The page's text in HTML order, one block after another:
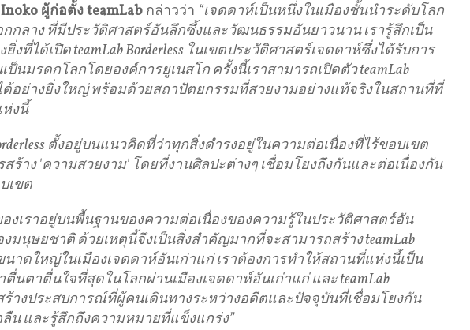
ผู้ก่อตั้ง teamLab กล่าวว่า “เจดดาห์เป็นหนึ่งในเมืองชั้นนําระดับโลก
กลาง ที่มีประวัติศาสตร์อันลึกซึ้งและวัฒนธรรมอันยาวนาน เรารู้สึกเป็น
ยิ่งที่ได้เปิด teamLab Borderless ในเขตประวัติศาสตร์เจดดาห์ซึ่งได้รับการ
ป็นมรดกโลกโดยองค์การยูเนสโก ครั้งนี้เราสามารถเปิดตัว teamLab
ได้อย่างยิ่งใหญ่ พร้อมด้วยสถาปัตยกรรมที่สวยงามอย่างแท้จริงในสถานที่ที่
งนี้
ตั้งอยู่บนแนวคิดที่ว่าทุกสิ่งดำรงอยู่ในความต่อเนื่องที่ไร้ขอบเขต
สร้าง 'ความสวยงาม' โดยที่งานศิลปะต่างๆ เชื่อมโยงถึงกันและต่อเนื่องกัน
เขต
งเราอยู่บนพื้นฐานของความต่อเนื่องของความรู้ในประวัติศาสตร์อัน
มนุษยชาติ ด้วยเหตุนี้จึงเป็นสิ่งสําคัญมากที่จะสามารถสร้าง teamLab
ขนาดใหญ่ในเมืองเจดดาห์อันเก่าแก่ เราต้องการทําให้สถานที่แห่งนี้เป็น
นตาตื่นใจที่สุดในโลกผ่านเมืองเจดดาห์อันเก่าแก่ และ teamLab
สร้างประสบการณ์ที่ผู้คนเดินทางระหว่างอดีตและปัจจุบันที่เชื่อมโยงกัน
น และรู้สึกถึงความหมายที่แข็งแกร่ง”